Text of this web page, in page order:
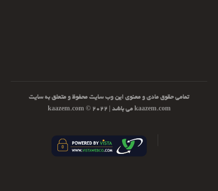
تمامی حقوق مادی و معنوی این وب سایت محفوظ و متعلق به سایت
kaazem.com می باشد | ۲۰۲۲ © kaazem.com